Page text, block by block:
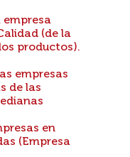
empresa
(de la
productos).
empresas
de las
en
(Empresa